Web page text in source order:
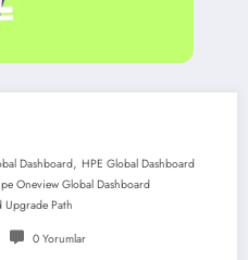
Dashboard, HPE Global Dashboard
Oneview Global Dashboard
Upgrade Path
0 Yorumlar